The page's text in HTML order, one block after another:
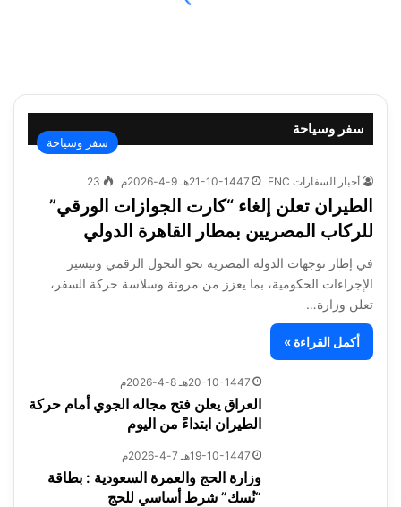
سفر وسياحة
سفر وسياحة
أخبار السفارات ENC 21-10-1447هـ 9-4-2026م 23
الطيران تعلن إلغاء “كارت الجوازات الورقي”
للركاب المصريين بمطار القاهرة الدولي
في إطار توجهات الدولة المصرية نحو التحول الرقمي وتيسير
الإجراءات الحكومية، بما يعزز من مرونة وسلاسة حركة السفر،
تعلن وزارة…
أكمل القراءة »
20-10-1447هـ 8-4-2026م
العراق يعلن فتح مجاله الجوي أمام حركة
الطيران ابتداءً من اليوم
19-10-1447هـ 7-4-2026م
وزارة الحج والعمرة السعودية : بطاقة
“نُسك” شرط أساسي للحج